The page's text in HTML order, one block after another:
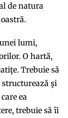
de natura
lumi,
O hartă,
Trebuie să
structurează şi
ea
trebuie să ȋi